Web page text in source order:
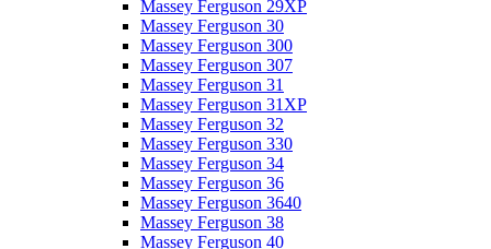
Massey Ferguson 29XP
Massey Ferguson 30
Massey Ferguson 300
Massey Ferguson 307
Massey Ferguson 31
Massey Ferguson 31XP
Massey Ferguson 32
Massey Ferguson 330
Massey Ferguson 34
Massey Ferguson 36
Massey Ferguson 3640
Massey Ferguson 38
Massey Ferguson 40